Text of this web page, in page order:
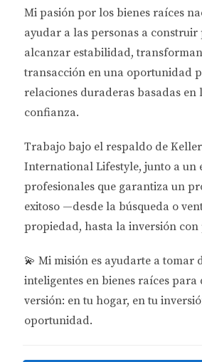
que los inversionistas extranjeros
Número de Identificación Fiscal
transacciones inmobiliarias.
estar al tanto de las restricciones
de terrenos y viviendas por parte
leyes pueden variar dependiendo
comercial.
Investigar el Mercado
La investigación del mercado es
antes de realizar una inversión
Broward cuenta con diversas
características únicas; algunas
para alquileres a corto plazo,
ideales para residencias
Mi pasión por los bienes raíces
ayudar a las personas a construir
alcanzar estabilidad,
transacción en una oportunidad
relaciones duraderas basadas en
confianza.
Trabajo bajo el respaldo de
International Lifestyle, junto a un
profesionales que garantiza un
exitoso —desde la búsqueda o
propiedad, hasta la inversión con
💫 Mi misión es ayudarte a tomar
inteligentes en bienes raíces para
versión: en tu hogar, en tu
oportunidad.